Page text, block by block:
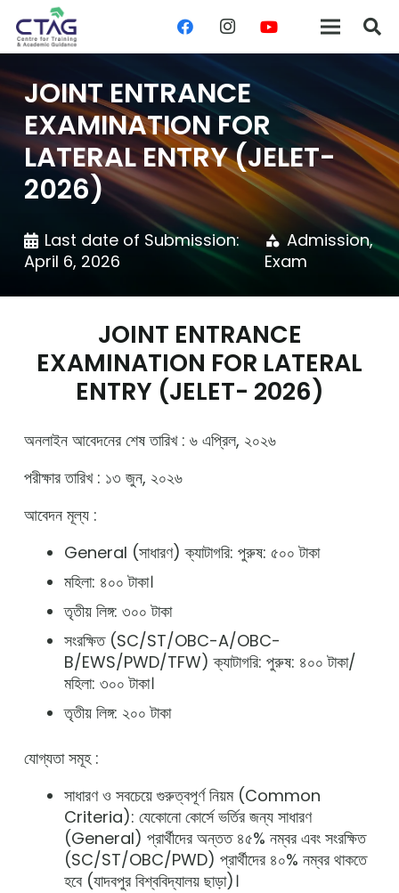
JOINT ENTRANCE
EXAMINATION FOR
LATERAL ENTRY (JELET-
2026)
Last date of Submission:
April 6, 2026
category Admission,
Exam
JOINT ENTRANCE
EXAMINATION FOR LATERAL
ENTRY (JELET- 2026)
অনলাইন আবেদনের শেষ তারিখ : ৬ এপ্রিল, ২০২৬
পরীক্ষার তারিখ : ১৩ জুন, ২০২৬
আবেদন মূল্য :
General (সাধারণ) ক্যাটাগরি: পুরুষ: ৫০০ টাকা
মহিলা: ৪০০ টাকা।
তৃতীয় লিঙ্গ: ৩০০ টাকা
সংরক্ষিত (SC/ST/OBC-A/OBC-
B/EWS/PWD/TFW) ক্যাটাগরি: পুরুষ: ৪০০ টাকা/
মহিলা: ৩০০ টাকা।
তৃতীয় লিঙ্গ: ২০০ টাকা
যোগ্যতা সমূহ :
সাধারণ ও সবচেয়ে গুরুত্বপূর্ণ নিয়ম (Common
Criteria): যেকোনো কোর্সে ভর্তির জন্য সাধারণ
(General) প্রার্থীদের অন্তত ৪৫% নম্বর এবং সংরক্ষিত
(SC/ST/OBC/PWD) প্রার্থীদের ৪০% নম্বর থাকতে
হবে (যাদবপুর বিশ্ববিদ্যালয় ছাড়া)।